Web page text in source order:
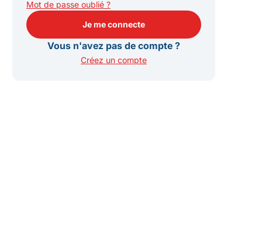
Mot de passe oublié ?
Je me connecte
Vous n'avez pas de compte ?
Créez un compte